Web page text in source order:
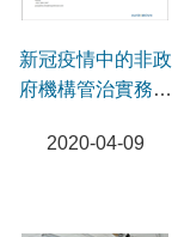
新冠疫情中的非政
府機構管治實務網
2020-04-09